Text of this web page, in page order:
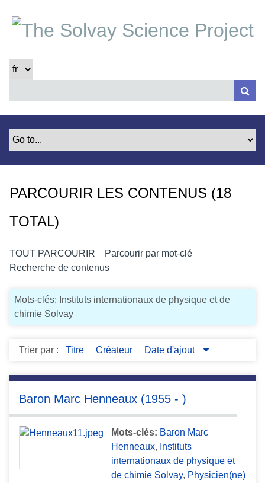
t
PARCOURIR LES CONTENUS (18
TOTAL)
TOUT PARCOURIR
Parcourir par mot-clé
Recherche de contenus
Mots-clés: Instituts internationaux de physique et de
chimie Solvay
Trier par : Titre Créateur Date d'ajout
Baron Marc Henneaux (1955 - )
Mots-clés: Baron Marc
Henneaux, Instituts
internationaux de physique et
de chimie Solvay, Physicien(ne)